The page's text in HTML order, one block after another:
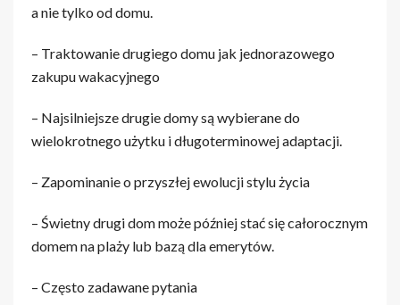
a nie tylko od domu.
– Traktowanie drugiego domu jak jednorazowego
zakupu wakacyjnego
– Najsilniejsze drugie domy są wybierane do
wielokrotnego użytku i długoterminowej adaptacji.
– Zapominanie o przyszłej ewolucji stylu życia
– Świetny drugi dom może później stać się całorocznym
domem na plaży lub bazą dla emerytów.
– Często zadawane pytania